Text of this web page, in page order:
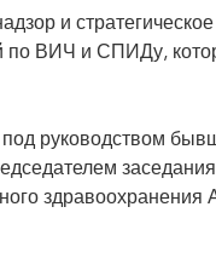
и
ВИЧ и СПИДу,
руководством
заседания
здравоохранения